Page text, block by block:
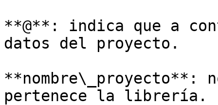
**@**: indica que a
datos del proyecto.
**nombre\_proyecto**:
pertenece la librería.